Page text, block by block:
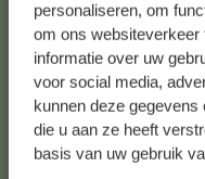
personaliseren, om
om ons websiteverkeer
informatie over uw
voor social media,
kunnen deze
die u aan ze heeft
basis van uw gebruik
Falls Sie Fragen haben
Sie sich bitte an unseren